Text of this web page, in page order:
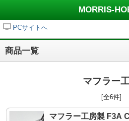
MORRIS-
PCサイトへ
商品一覧
マフラー
[全6件]
マフラー工房製 F3A